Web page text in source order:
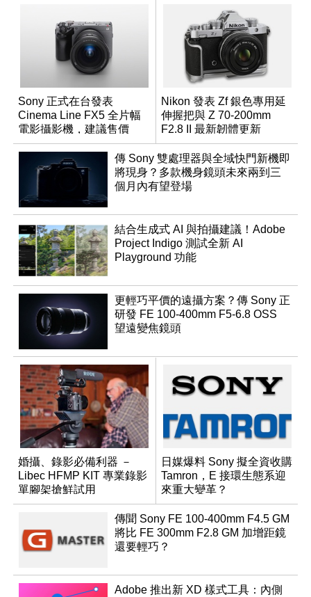
Sony 正式在台發表
Cinema Line FX5 全片幅
電影攝影機，建議售價
NT$144,980
Nikon 發表 Zf 銀色專用延
伸握把與 Z 70-200mm
F2.8 II 最新韌體更新
傳 Sony 雙處理器與全域快門新機即
將現身？多款機身鏡頭未來兩到三
個月內有望登場
結合生成式 AI 與拍攝建議！Adobe
Project Indigo 測試全新 AI
Playground 功能
更輕巧平價的遠攝方案？傳 Sony 正
研發 FE 100-400mm F5-6.8 OSS
望遠變焦鏡頭
婚攝、錄影必備利器 －
Libec HFMP KIT 專業錄影
單腳架搶鮮試用
日媒爆料 Sony 擬全資收購
Tamron，E 接環生態系迎
來重大變革？
傳聞 Sony FE 100-400mm F4.5 GM
將比 FE 300mm F2.8 GM 加增距鏡
還要輕巧？
Adobe 推出新 XD 樣式工具：內側